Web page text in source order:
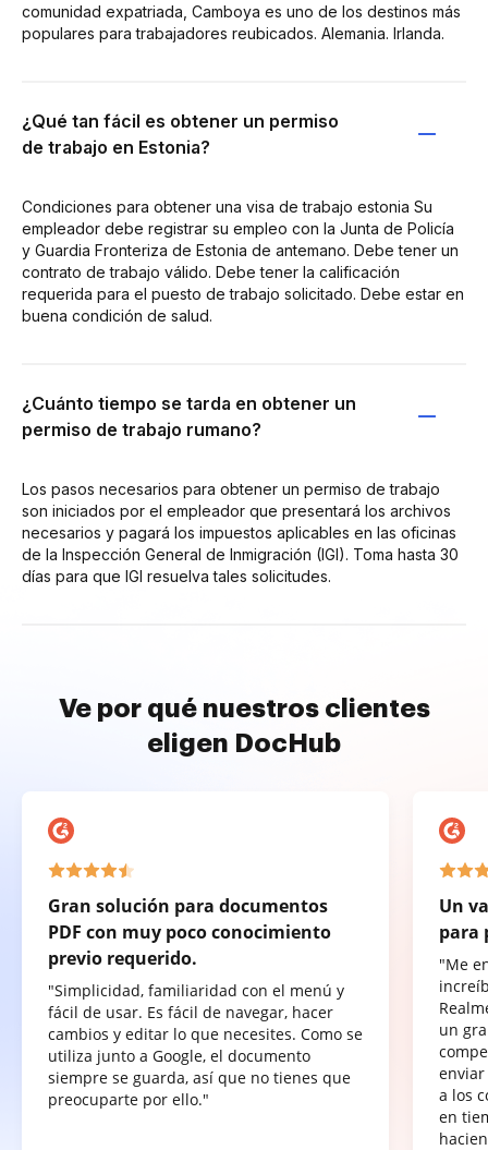
comunidad expatriada, Camboya es uno de los destinos más
populares para trabajadores reubicados. Alemania. Irlanda.
¿Qué tan fácil es obtener un permiso
de trabajo en Estonia?
Condiciones para obtener una visa de trabajo estonia Su
empleador debe registrar su empleo con la Junta de Policía
y Guardia Fronteriza de Estonia de antemano. Debe tener un
contrato de trabajo válido. Debe tener la calificación
requerida para el puesto de trabajo solicitado. Debe estar en
buena condición de salud.
¿Cuánto tiempo se tarda en obtener un
permiso de trabajo rumano?
Los pasos necesarios para obtener un permiso de trabajo
son iniciados por el empleador que presentará los archivos
necesarios y pagará los impuestos aplicables en las oficinas
de la Inspección General de Inmigración (IGI). Toma hasta 30
días para que IGI resuelva tales solicitudes.
Ve por qué nuestros clientes
eligen DocHub
Gran solución para documentos
PDF con muy poco conocimiento
previo requerido.
"Simplicidad, familiaridad con el menú y
fácil de usar. Es fácil de navegar, hacer
cambios y editar lo que necesites. Como se
utiliza junto a Google, el documento
siempre se guarda, así que no tienes que
preocuparte por ello."
Un
para
"Me
un
a los
en